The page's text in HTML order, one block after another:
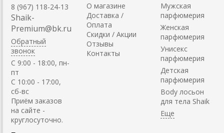
8 (967) 118-24-13
Shaik-
Premium@bk.ru
Обратный
звонок
C 9:00 - 18:00, пн-
пт
С 10:00 - 17:00,
сб-вс
Приём заказов
на сайте -
круглосуточно.
О магазине
Доставка /
Оплата
Скидки / Акции
Отзывы
Контакты
Мужская
парфюмерия
Женская
парфюмерия
Унисекс
парфюмерия
Детская
парфюмерия
Body лосьон
для тела Shaik